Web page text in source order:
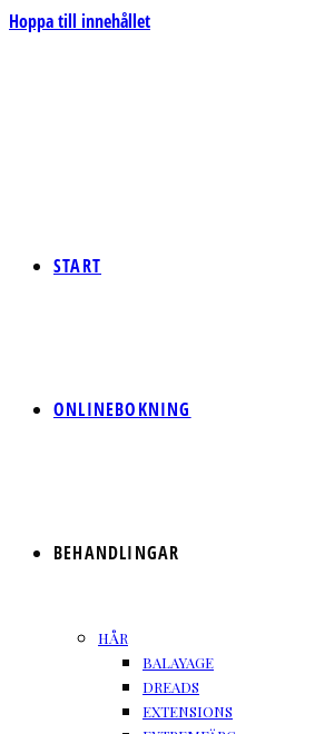
Hoppa till innehållet
START
ONLINEBOKNING
BEHANDLINGAR
HÅR
BALAYAGE
DREADS
EXTENSIONS